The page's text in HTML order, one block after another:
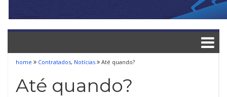
home Contratados, Notícias Até quando?
Até quando?